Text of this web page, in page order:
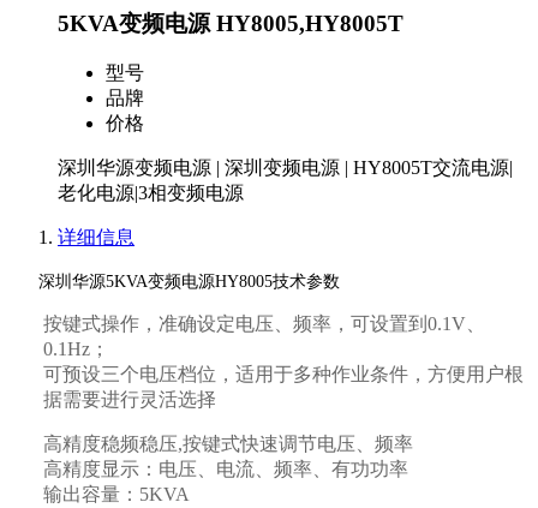
5KVA变频电源 HY8005,HY8005T
型号
品牌
价格
深圳华源变频电源 | 深圳变频电源 | HY8005T交流电源|
老化电源|3相变频电源
详细信息
深圳华源5KVA变频电源HY8005技术参数
按键式操作，准确设定电压、频率，可设置到 0.1V
0.1Hz ；
可预设三个电压档位，适用于多种作业条件，方便用户根
据需要进行灵活选择
高精度稳频稳压,按键式快速调节电压、频率
高精度显示：电压、电流、频率、有功功率
输出容量： 5KVA